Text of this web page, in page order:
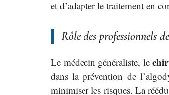
et d’adapter le traitement en
Rôle des professionnels
Le médecin généraliste, le
dans la prévention de
minimiser les risques. La